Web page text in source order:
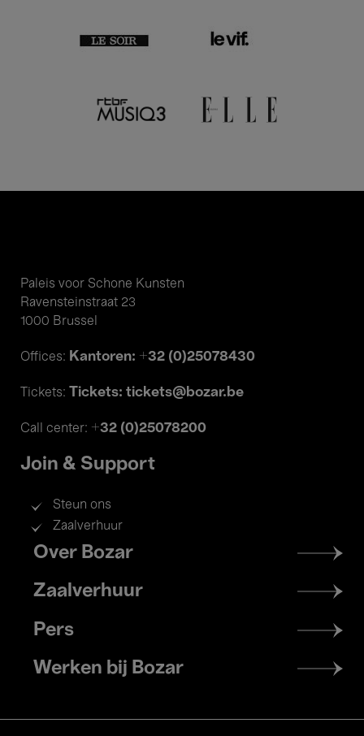
Paleis voor Schone Kunsten
Ravensteinstraat 23
1000 Brussel
Offices: Kantoren: +32 (0)25078430
Tickets: Tickets: tickets@bozar.be
Call center: +32 (0)25078200
Join & Support
Steun ons
Zaalverhuur
Footer
menu
Over Bozar
Zaalverhuur
Pers
Werken bij Bozar